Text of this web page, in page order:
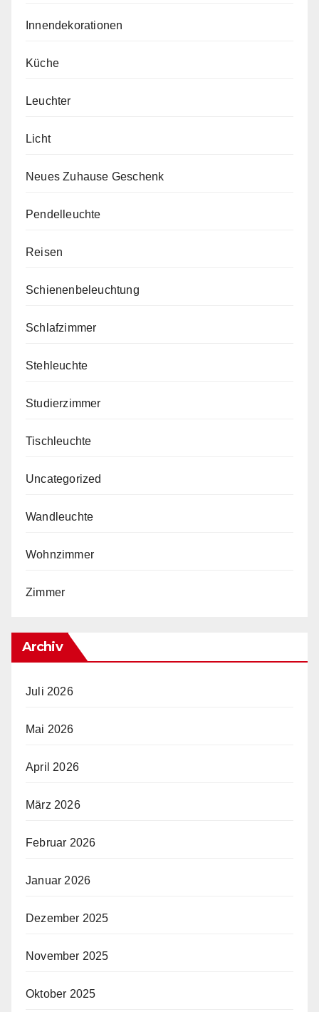
Innendekorationen
Küche
Leuchter
Licht
Neues Zuhause Geschenk
Pendelleuchte
Reisen
Schienenbeleuchtung
Schlafzimmer
Stehleuchte
Studierzimmer
Tischleuchte
Uncategorized
Wandleuchte
Wohnzimmer
Zimmer
Archiv
Juli 2026
Mai 2026
April 2026
März 2026
Februar 2026
Januar 2026
Dezember 2025
November 2025
Oktober 2025